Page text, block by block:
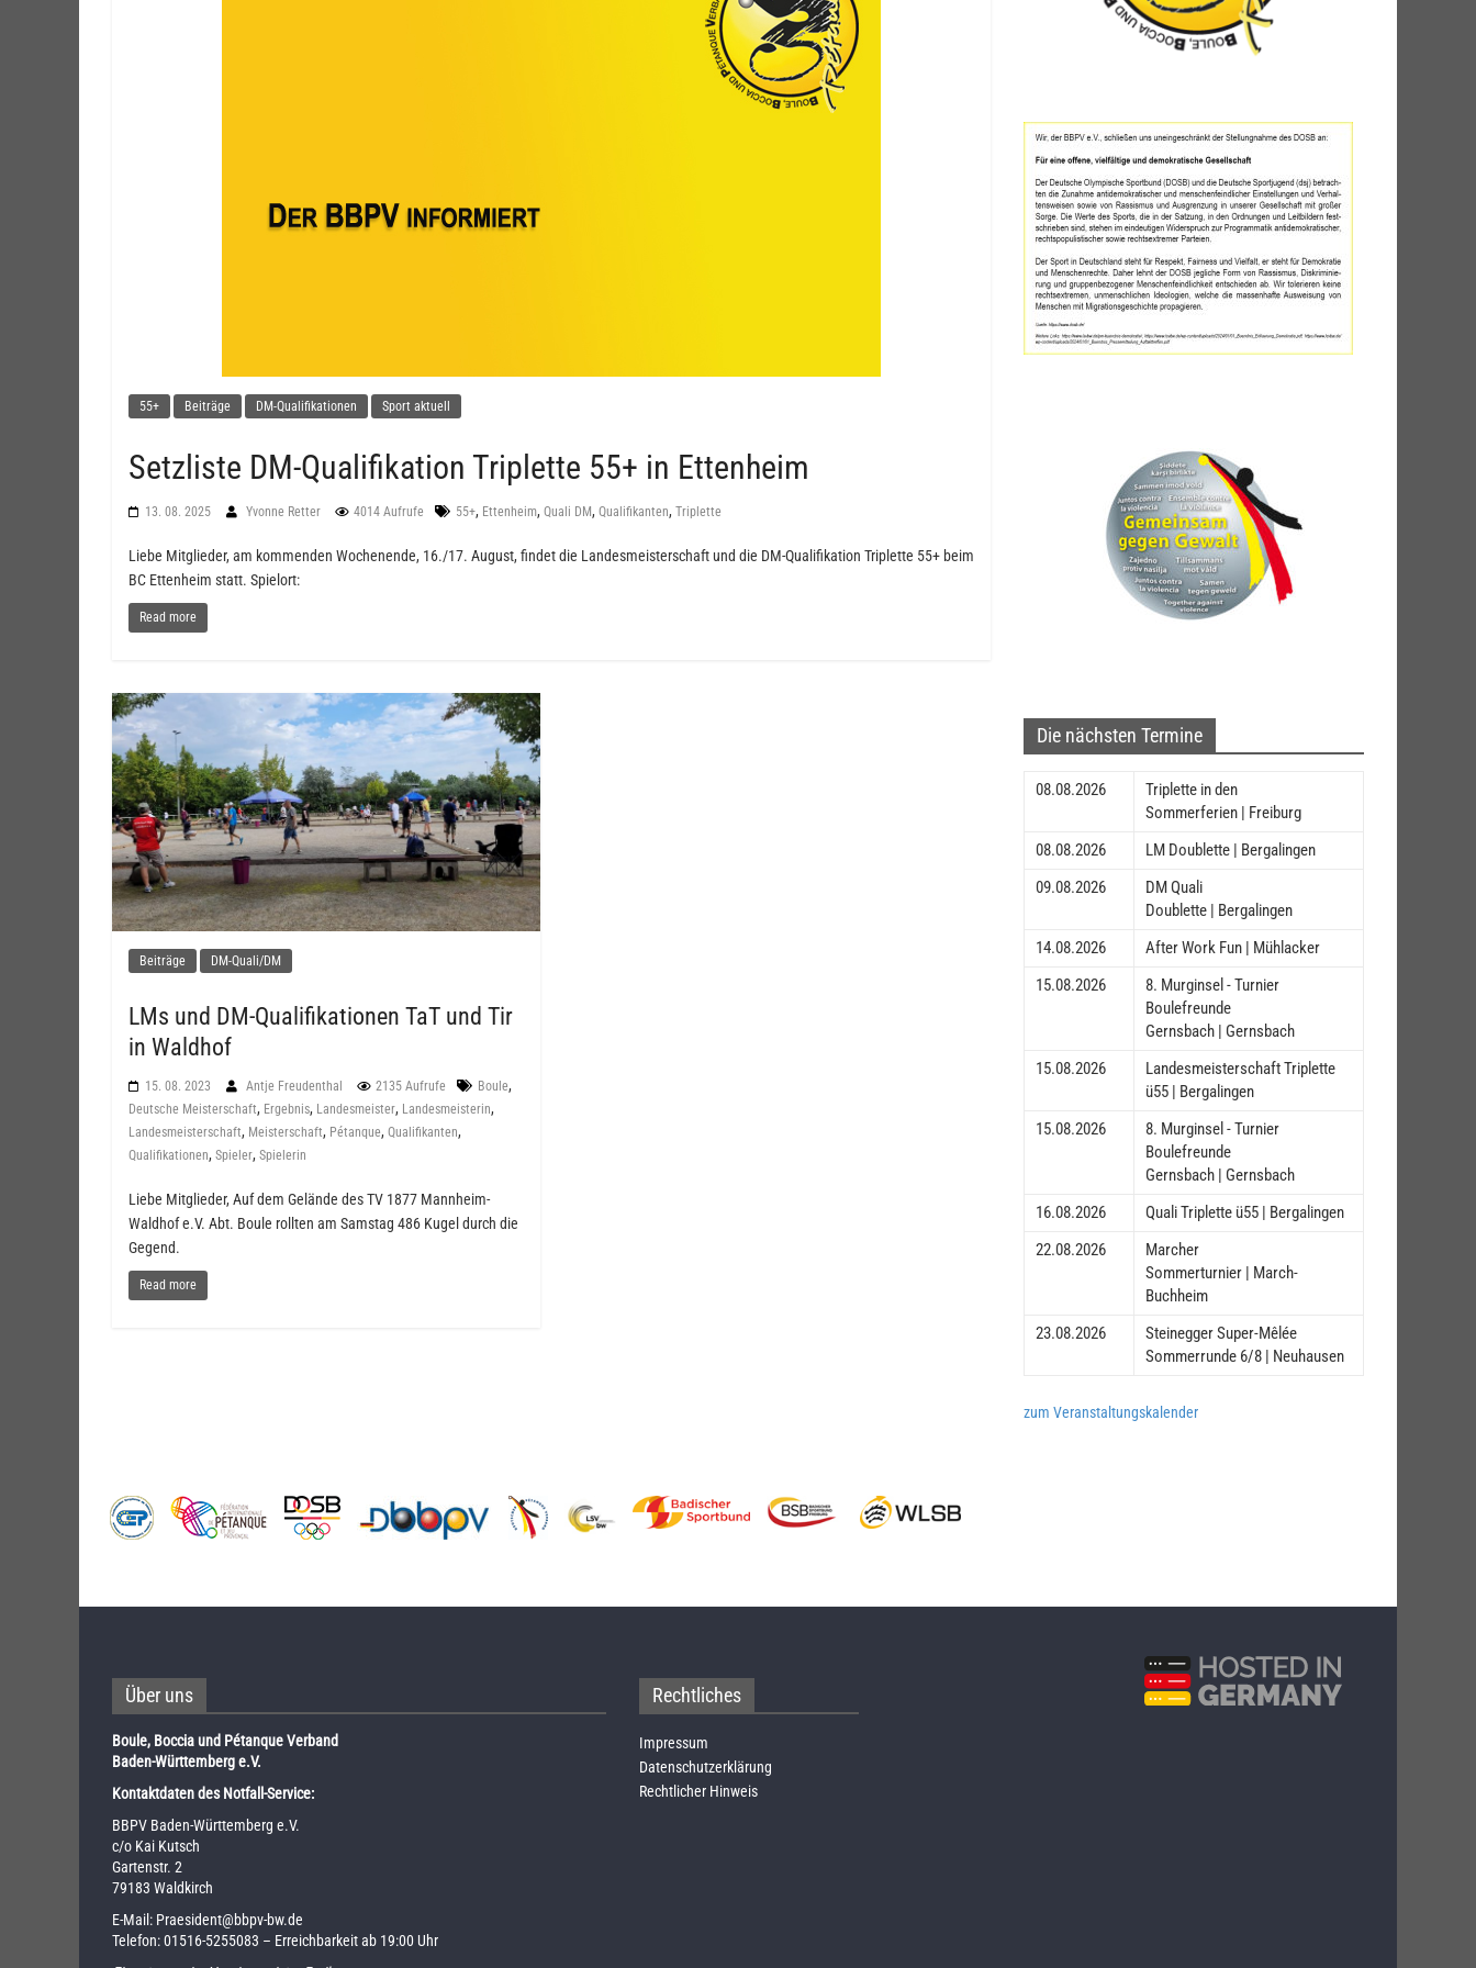
55+ Beiträge DM-Qualifikationen Sport aktuell
Setzliste DM-Qualifikation Triplette 55+ in Ettenheim
13. 08. 2025 Yvonne Retter 4014 Aufrufe 55+, Ettenheim, Quali DM, Qualifikanten, Triplette
Liebe Mitglieder, am kommenden Wochenende, 16./17. August, findet die Landesmeisterschaft und die DM-Qualifikation Triplette 55+ beim
BC Ettenheim statt. Spielort:
Read more
Beiträge DM-Quali/DM
LMs und DM-Qualifikationen TaT und Tir
in Waldhof
15. 08. 2023 Antje Freudenthal 2135 Aufrufe Boule,
Deutsche Meisterschaft, Ergebnis, Landesmeister, Landesmeisterin,
Landesmeisterschaft, Meisterschaft, Pétanque, Qualifikanten,
Qualifikationen, Spieler, Spielerin
Liebe Mitglieder, Auf dem Gelände des TV 1877 Mannheim-
Waldhof e.V. Abt. Boule rollten am Samstag 486 Kugel durch die
Gegend.
Read more
Die nächsten Termine
08.08.2026
Triplette in den
Sommerferien | Freiburg
08.08.2026
LM Doublette | Bergalingen
09.08.2026
DM Quali
Doublette | Bergalingen
14.08.2026
After Work Fun | Mühlacker
15.08.2026
8. Murginsel - Turnier
Boulefreunde
Gernsbach | Gernsbach
15.08.2026
Landesmeisterschaft Triplette
ü55 | Bergalingen
15.08.2026
8. Murginsel - Turnier
Boulefreunde
Gernsbach | Gernsbach
16.08.2026
Quali Triplette ü55 | Bergalingen
22.08.2026
Marcher
Sommerturnier | March-
Buchheim
23.08.2026
Steinegger Super-Mêlée
Sommerrunde 6/8 | Neuhausen
zum Veranstaltungskalender
Über uns
Boule, Boccia und Pétanque Verband
Baden-Württemberg e.V.
Kontaktdaten des Notfall-Service:
BBPV Baden-Württemberg e.V.
c/o Kai Kutsch
Gartenstr. 2
79183 Waldkirch
E-Mail: Praesident@bbpv-bw.de
Telefon:01516-5255083 – Erreichbarkeit ab 19:00 Uhr
Rechtliches
Impressum
Datenschutzerklärung
Rechtlicher Hinweis